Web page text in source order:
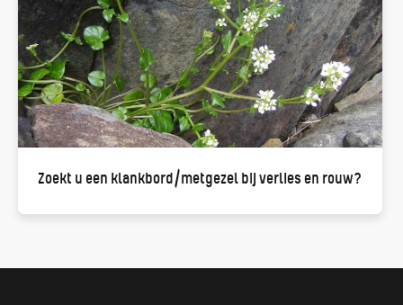
Zoekt u een klankbord/metgezel bij verlies en rouw?